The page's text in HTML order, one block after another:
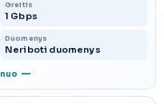
Greitis
1 Gbps
Duomenys
Neriboti duomenys
nuo —